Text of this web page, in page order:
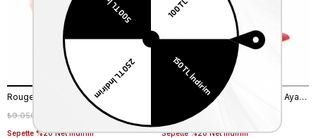
₺9.050,00
Sepette %20 Net İndirim
%30
Rouge Stiletto Kadın Topuklu Ayakkabı 4924-02V8
₺9.050,00
Sepette %20 Net İndirim